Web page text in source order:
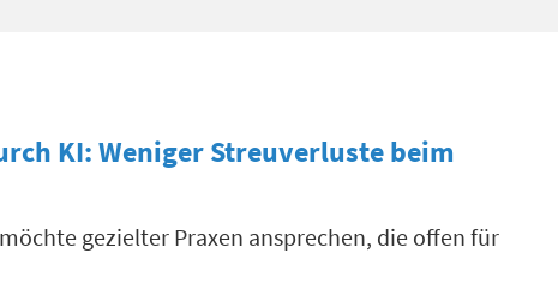
KI: Weniger Streuverluste beim
gezielter Praxen ansprechen, die offen für